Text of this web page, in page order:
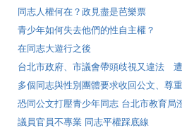
同志人權何在？政見盡是芭樂票
青少年如何失去他們的性自主權？
在同志大遊行之後
台北市政府、市議會帶頭歧視又違法
多個同志與性別團體要求收回公文、尊
恐同公文打壓青少年同志 台北市教育局
議員官員不專業 同志平權踩底線